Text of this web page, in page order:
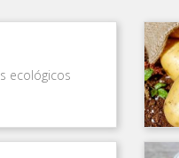
ecológicos